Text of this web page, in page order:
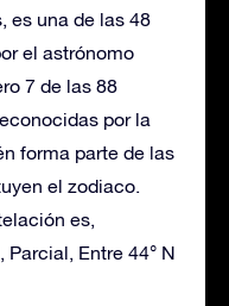
es una de las 48
el astrónomo
7 de las 88
por la
forma parte de las
el zodiaco.
es,
Parcial, Entre 44° N